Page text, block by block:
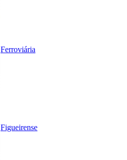
Ferroviária
Figueirense